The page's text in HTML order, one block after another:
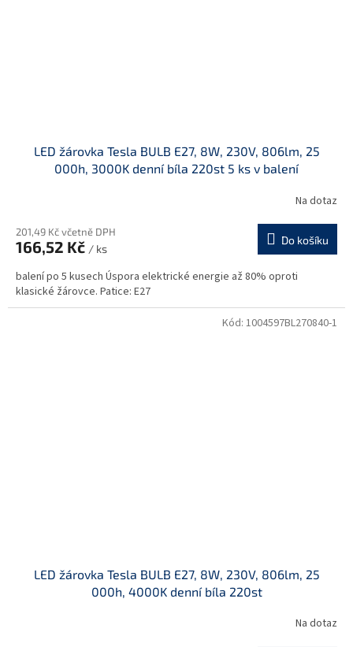
LED žárovka Tesla BULB E27, 8W, 230V, 806lm, 25
000h, 3000K denní bíla 220st 5 ks v balení
Na dotaz
201,49 Kč včetně DPH
166,52 Kč / ks
Do košíku
balení po 5 kusech Úspora elektrické energie až 80% oproti
klasické žárovce. Patice: E27
LED žárovka Tesla BULB E27, 8W, 230V, 806lm, 25
000h, 4000K denní bíla 220st
Na dotaz
Kód: 1004597BL270840-1